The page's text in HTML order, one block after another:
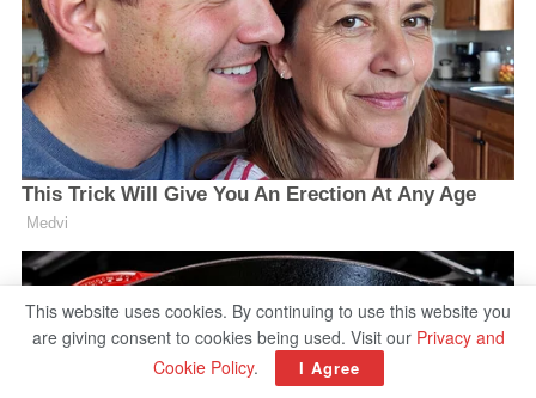
This website uses cookies. By continuing to use this website you
are giving consent to cookies being used. Visit our Privacy and
Cookie Policy. I Agree